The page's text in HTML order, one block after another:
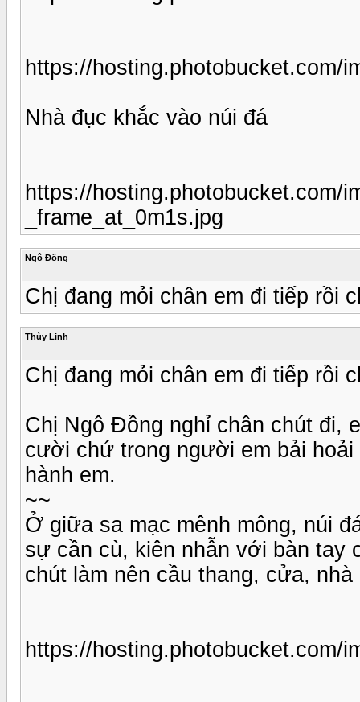
https://hosting.photobucket.com/
Nhà đục khắc vào núi đá
https://hosting.photobucket.com/
_frame_at_0m1s.jpg
Ngô Đồng
Chị đang mỏi chân em đi tiếp rồi
Thùy Linh
Chị đang mỏi chân em đi tiếp rồi
Chị Ngô Đồng nghỉ chân chút đi,
cười chứ trong người em bải
hành em.
~~
Ở giữa sa mạc mênh mông, núi
sự cần cù, kiên nhẫn với bàn tay
chút làm nên cầu thang, cửa,
https://hosting.photobucket.com/